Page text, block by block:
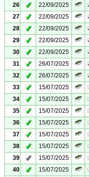
26
✓ 22/09/2025
27
✓ 22/09/2025
28
✓ 22/09/2025
29
✓ 22/09/2025
30
✓ 22/09/2025
31
✓ 26/07/2025
32
✓ 26/07/2025
33
✓ 15/07/2025
34
✓ 15/07/2025
35
✓ 15/07/2025
36
✓ 15/07/2025
37
✓ 15/07/2025
38
✓ 15/07/2025
39
✓ 15/07/2025
40
✓ 15/07/2025